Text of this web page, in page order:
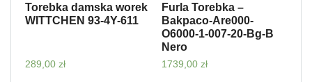
Torebka damska worek
WITTCHEN 93-4Y-611
289,00 zł
Furla Torebka –
Bakpaco-Are000-
O6000-1-007-20-Bg-B
Nero
1739,00 zł